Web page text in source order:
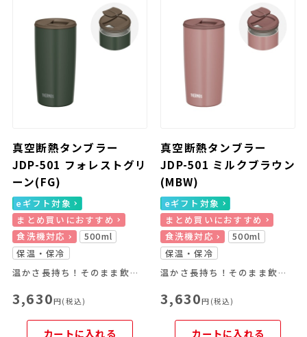
真空断熱タンブラー
JDP-501 フォレストグリ
ーン(FG)
eギフト対象
まとめ買いにおすすめ
食洗機対応
500ml
保温・保冷
温かさ長持ち！そのまま飲めるフタ付きタンブラー
3,630円(税込)
カートに入れる
真空断熱タンブラー
JDP-501 ミルクブラウン
(MBW)
eギフト対象
まとめ買いにおすすめ
食洗機対応
500ml
保温・保冷
温かさ長持ち！そのまま飲めるフタ付きタンブラー
3,630円(税込)
カートに入れる